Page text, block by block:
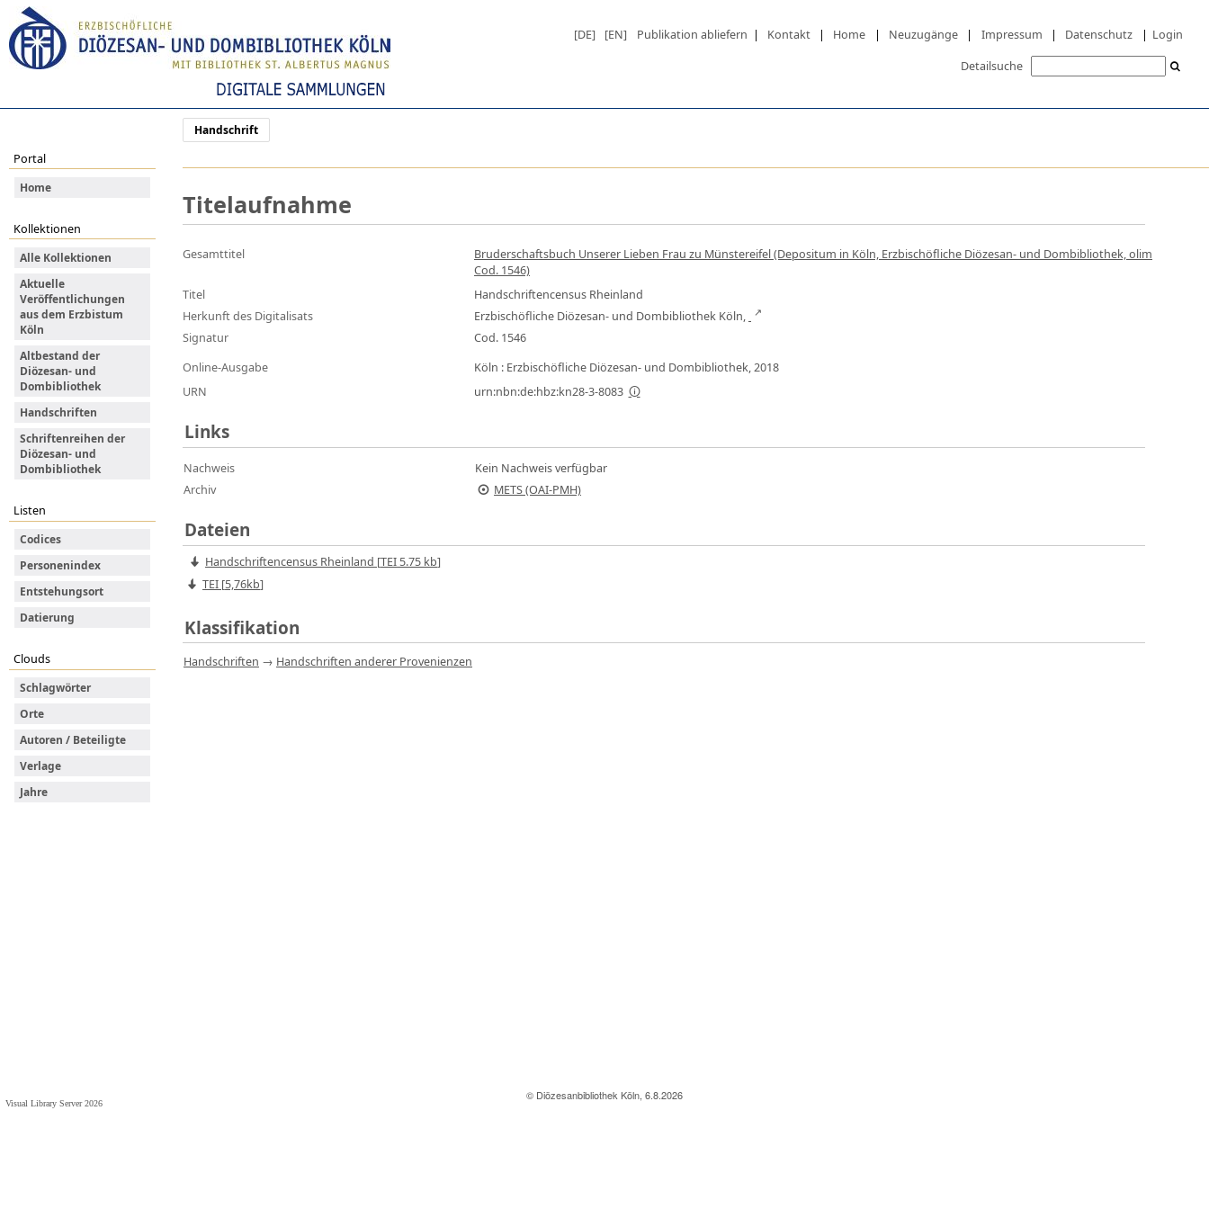
© Diözesanbibliothek Köln, 6.8.2026
Visual Library Server 2026
[DE] [EN] Publikation abliefern | Kontakt | Home | Neuzugänge | Impressum | Datenschutz | Login
Detailsuche
Handschrift
Portal
Home
Kollektionen
Alle Kollektionen
Aktuelle
Veröffentlichungen
aus dem Erzbistum
Köln
Altbestand der
Diözesan- und
Dombibliothek
Handschriften
Schriftenreihen der
Diözesan- und
Dombibliothek
Listen
Codices
Personenindex
Entstehungsort
Datierung
Clouds
Schlagwörter
Orte
Autoren / Beteiligte
Verlage
Jahre
Titelaufnahme
Gesamttitel
Bruderschaftsbuch Unserer Lieben Frau zu Münstereifel (Depositum in Köln, Erzbischöfliche Diözesan- und Dombibliothek, olim
Cod. 1546)
Titel
Handschriftencensus Rheinland
Herkunft des Digitalisats
Erzbischöfliche Diözesan- und Dombibliothek Köln,
Signatur
Cod. 1546
Online-Ausgabe
Köln : Erzbischöfliche Diözesan- und Dombibliothek, 2018
URN
urn:nbn:de:hbz:kn28-3-8083
Links
Nachweis
Kein Nachweis verfügbar
Archiv
METS (OAI-PMH)
Dateien
Handschriftencensus Rheinland [TEI 5.75 kb]
TEI [5,76kb]
Klassifikation
Handschriften → Handschriften anderer Provenienzen